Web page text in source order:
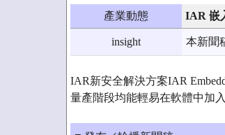
產業動態 IAR 嵌
insight 本新聞
IAR新安全解決方案IAR
量產階段均能輕易在軟體中加